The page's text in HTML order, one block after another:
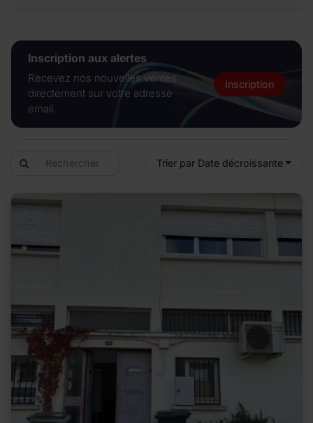
Inscription aux alertes
Recevez nos nouvelles ventes
directement sur votre adresse
email.
Inscription
Trier par Date décroissante